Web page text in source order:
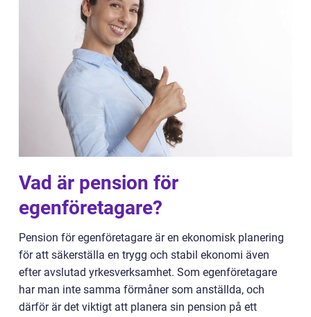
Vad är pension för
egenföretagare?
Pension för egenföretagare är en ekonomisk planering
för att säkerställa en trygg och stabil ekonomi även
efter avslutad yrkesverksamhet. Som egenföretagare
har man inte samma förmåner som anställda, och
därför är det viktigt att planera sin pension på ett